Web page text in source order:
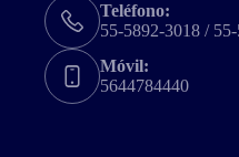
Teléfono:
55-5892-3018 /
Móvil:
5644784440